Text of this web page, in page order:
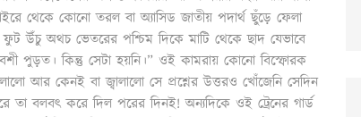
থেকে কোনো তরল বা অ্যাসিড জাতীয় পদার্থ ছুঁড়ে ফেলা
উঁচু অথচ ভেতরের পশ্চিম দিকে মাটি থেকে ছাদ যেভাবে
পুড়ত। কিন্তু সেটা হয়নি।” ওই কামরায় কোনো বিস্ফোরক
আর কেনই বা জ্বালালো সে প্রশ্নের উত্তরও খোঁজেনি সেদিন
তা বলবৎ করে দিল পরের দিনই! অন্যদিকে ওই ট্রেনের গার্ড